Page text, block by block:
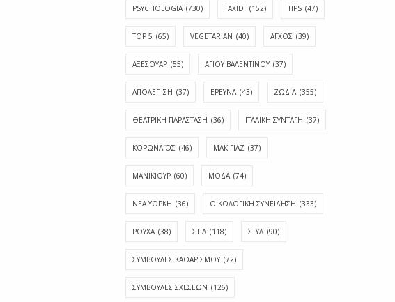
PSYCHOLOGIA (730) TAXIDI (152) TIPS (47)
TOP 5 (65) VEGETARIAN (40) ΑΓΧΟΣ (39)
ΑΞΕΣΟΥΑΡ (55) ΑΓΊΟΥ ΒΑΛΕΝΤΊΝΟΥ (37)
ΑΠΟΛΈΠΙΣΗ (37) ΕΡΕΥΝΑ (43) ΖΩΔΙΑ (355)
ΘΕΑΤΡΙΚΗ ΠΑΡΑΣΤΑΣΗ (36) ΙΤΑΛΙΚΗ ΣΥΝΤΑΓΗ (37)
ΚΟΡΩΝΑΪΟΣ (46) ΜΑΚΙΓΙΑΖ (37)
ΜΑΝΙΚΙΟΥΡ (60) ΜΟΔΑ (74)
ΝΕΑ ΥΟΡΚΗ (36) ΟΙΚΟΛΟΓΙΚΗ ΣΥΝΕΙΔΗΣΗ (333)
ΡΟΥΧΑ (38) ΣΤΙΛ (118) ΣΤΥΛ (90)
ΣΥΜΒΟΥΛΕΣ ΚΑΘΑΡΙΣΜΟΥ (72)
ΣΥΜΒΟΥΛΕΣ ΣΧΕΣΕΩΝ (126)